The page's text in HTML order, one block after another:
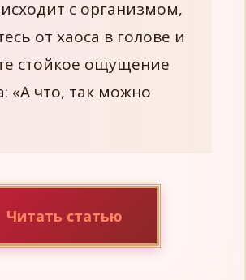
с организмом,
от хаоса в голове и
стойкое ощущение
«А что, так можно
Читать статью